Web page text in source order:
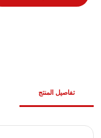
تفاصيل المنتج